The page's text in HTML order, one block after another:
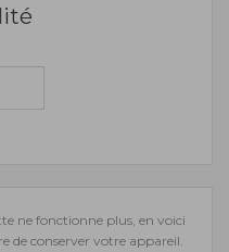
ne fonctionne plus, en voici
de conserver votre appareil.